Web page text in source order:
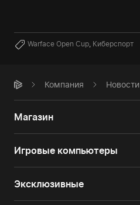
Warface Open Cup Киберспорт
Компания Новости
Магазин
Игровые компьютеры
Эксклюзивные